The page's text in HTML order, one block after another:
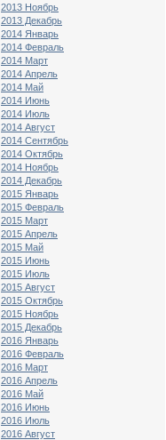
2013 Ноябрь
2013 Декабрь
2014 Январь
2014 Февраль
2014 Март
2014 Апрель
2014 Май
2014 Июнь
2014 Июль
2014 Август
2014 Сентябрь
2014 Октябрь
2014 Ноябрь
2014 Декабрь
2015 Январь
2015 Февраль
2015 Март
2015 Апрель
2015 Май
2015 Июнь
2015 Июль
2015 Август
2015 Октябрь
2015 Ноябрь
2015 Декабрь
2016 Январь
2016 Февраль
2016 Март
2016 Апрель
2016 Май
2016 Июнь
2016 Июль
2016 Август